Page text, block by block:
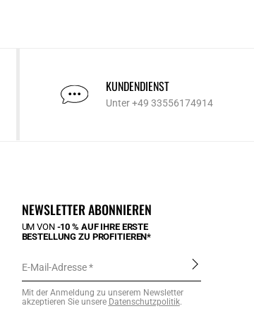
KUNDENDIENST
Unter +49 33556174914
NEWSLETTER ABONNIEREN
UM VON -10 % AUF IHRE ERSTE
BESTELLUNG ZU PROFITIEREN*
E-Mail-Adresse
Mit der Anmeldung zu unserem Newsletter
akzeptieren Sie unsere Datenschutzpolitik.